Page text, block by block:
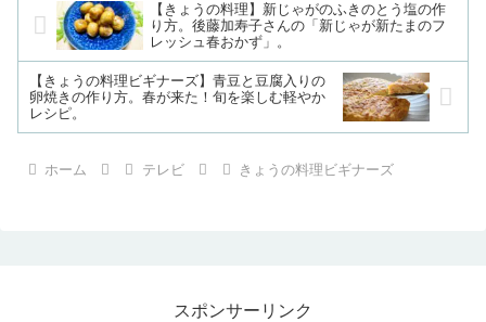
【きょうの料理】新じゃがのふきのとう塩の作
り方。後藤加寿子さんの「新じゃが新たまのフ
レッシュ春おかず」。
【きょうの料理ビギナーズ】青豆と豆腐入りの
卵焼きの作り方。春が来た！旬を楽しむ軽やか
レシピ。
ホーム テレビ きょうの料理ビギナーズ
スポンサーリンク